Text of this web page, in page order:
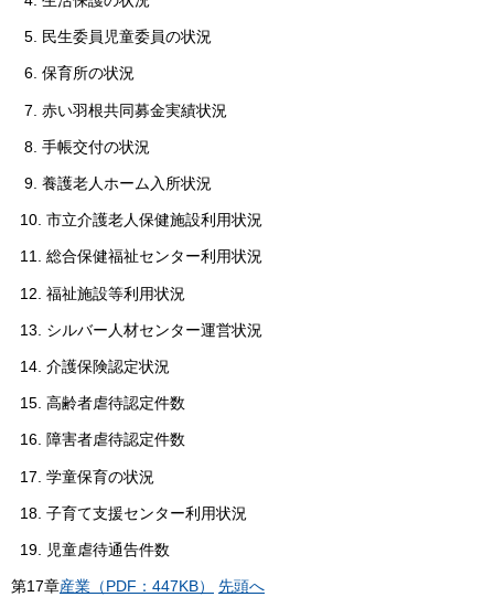
5. 民生委員児童委員の状況
6. 保育所の状況
7. 赤い羽根共同募金実績状況
8. 手帳交付の状況
9. 養護老人ホーム入所状況
10. 市立介護老人保健施設利用状況
11. 総合保健福祉センター利用状況
12. 福祉施設等利用状況
13. シルバー人材センター運営状況
14. 介護保険認定状況
15. 高齢者虐待認定件数
16. 障害者虐待認定件数
17. 学童保育の状況
18. 子育て支援センター利用状況
19. 児童虐待通告件数
第17章産業（PDF：447KB） 先頭へ